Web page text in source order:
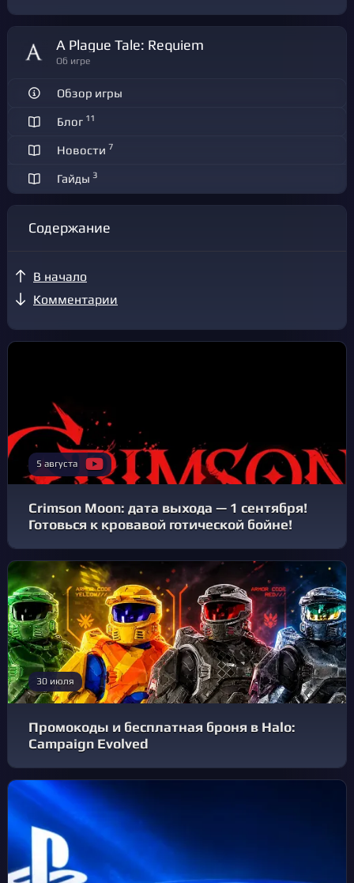
A Plague Tale: Requiem
Об игре
Обзор игры
Блог 11
Новости 7
Гайды 3
Содержание
В начало
Комментарии
5 августа
Crimson Moon: дата выхода — 1 сентября!
Готовься к кровавой готической бойне!
30 июля
Промокоды и бесплатная броня в Halo:
Campaign Evolved